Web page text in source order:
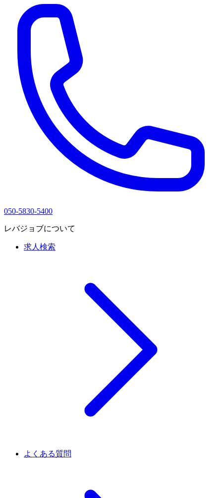
050-5830-5400
レバジョブについて
求人検索
よくある質問